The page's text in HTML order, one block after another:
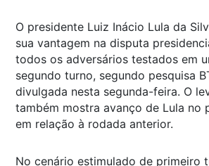
O presidente Luiz Inácio Lula da
sua vantagem na disputa
todos os adversários testados em
segundo turno, segundo pesquisa
divulgada nesta segunda-feira. O
também mostra avanço de Lula no
em relação à rodada anterior.
No cenário estimulado de primeiro